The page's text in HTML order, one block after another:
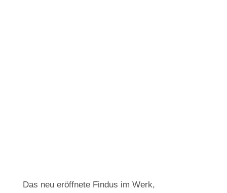
Das neu eröffnete Findus im Werk,